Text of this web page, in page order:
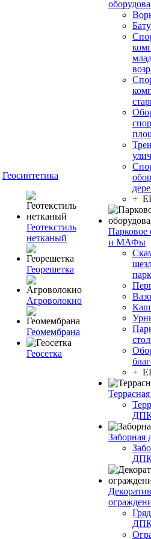
Геосинтетика
Геотекстиль
нетканый
Георешетка
Агроволокно
Геомембрана
Геосетка
+
Парковое
и МАФы
+
Заборная